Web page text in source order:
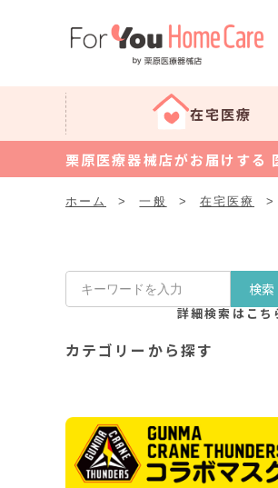
在宅医療
栗原医療器械店がお届けする
ホーム > 一般 > 在宅医療 >
検索
詳細検索はこち
カテゴリーから探す